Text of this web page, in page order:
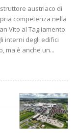
austriaco di
competenza nella
Vito al Tagliamento
interni degli edifici
ma è anche un...